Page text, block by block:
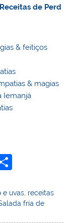
Receitas de Perd
& feitiços
& magias
Iemanjá
ar
e
e uvas receitas
fria de